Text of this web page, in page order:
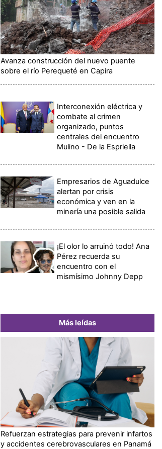
Avanza construcción del nuevo puente
sobre el río Perequeté en Capira
Interconexión eléctrica y
combate al crimen
organizado, puntos
centrales del encuentro
Mulino - De la Espriella
Empresarios de Aguadulce
alertan por crisis
económica y ven en la
minería una posible salida
¡El olor lo arruinó todo! Ana
Pérez recuerda su
encuentro con el
mismísimo Johnny Depp
Más leídas
Refuerzan estrategias para prevenir infartos
y accidentes cerebrovasculares en Panamá